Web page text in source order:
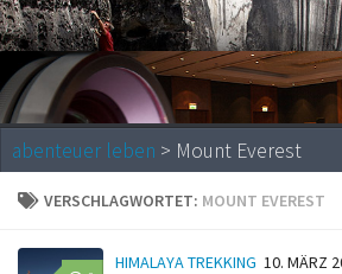
abenteuer leben > Mount Everest
VERSCHLAGWORTET: MOUNT EVEREST
HIMALAYA TREKKING 10. MÄRZ